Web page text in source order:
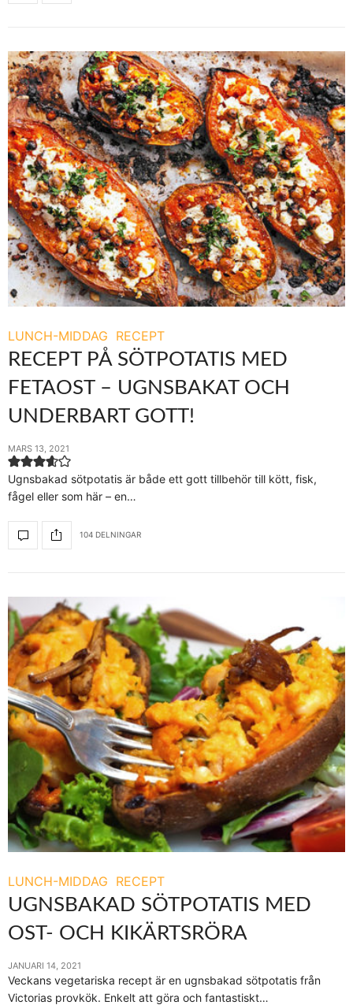
LUNCH-MIDDAG RECEPT
RECEPT PÅ SÖTPOTATIS MED
FETAOST – UGNSBAKAT OCH
UNDERBART GOTT!
MARS 13, 2021
Ugnsbakad sötpotatis är både ett gott tillbehör till kött, fisk,
fågel eller som här – en…
104 DELNINGAR
LUNCH-MIDDAG RECEPT
UGNSBAKAD SÖTPOTATIS MED
OST- OCH KIKÄRTSRÖRA
JANUARI 14, 2021
Veckans vegetariska recept är en ugnsbakad sötpotatis från
Victorias provkök. Enkelt att göra och fantastiskt…